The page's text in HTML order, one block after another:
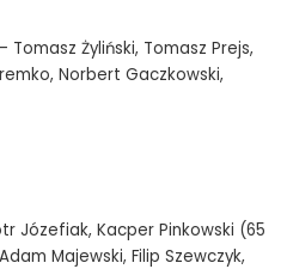
Żyliński, Tomasz Prejs,
Norbert Gaczkowski,
Józefiak, Kacper Pinkowski (65
Majewski, Filip Szewczyk,